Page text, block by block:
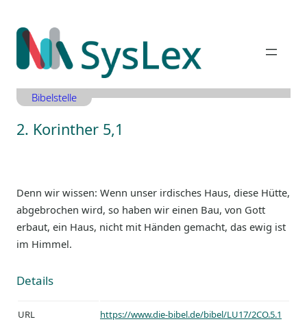
Inhalt
springen
Bibelstelle
2. Korinther 5,1
Denn wir wissen: Wenn unser irdisches Haus, diese Hütte,
abgebrochen wird, so haben wir einen Bau, von Gott
erbaut, ein Haus, nicht mit Händen gemacht, das ewig ist
im Himmel.
Details
URL https://www.die-bibel.de/bibel/LU17/2CO.5.1